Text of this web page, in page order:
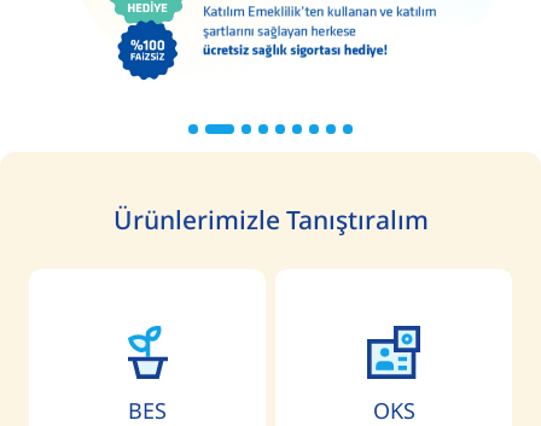
Ürünlerimizle Tanıştıralım
BES OKS